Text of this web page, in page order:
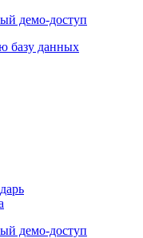
демо-доступ
базу данных
демо-доступ